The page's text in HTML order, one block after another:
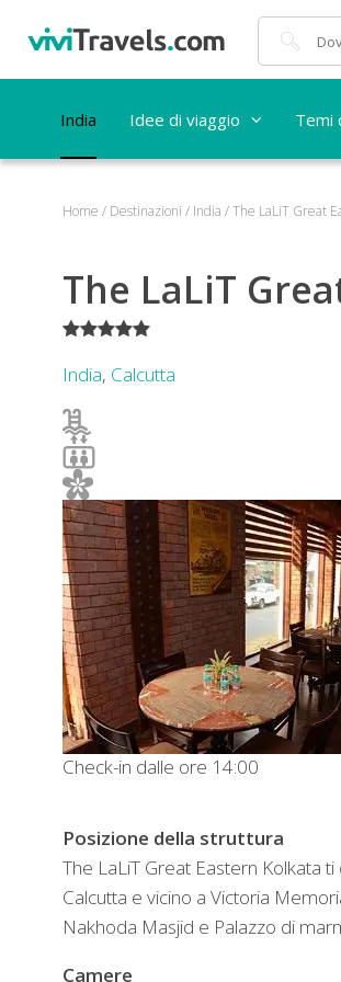
Cerca
India Idee di viaggio Temi
Home / Destinazioni / India /The LaLiT Great
The LaLiT
*****
India, Calcutta
Check-in dalle ore 14:00
Posizione della struttura
The LaLiT Great Eastern Kolkata
Calcutta e vicino a Victoria
Nakhoda Masjid e Palazzo di
Camere